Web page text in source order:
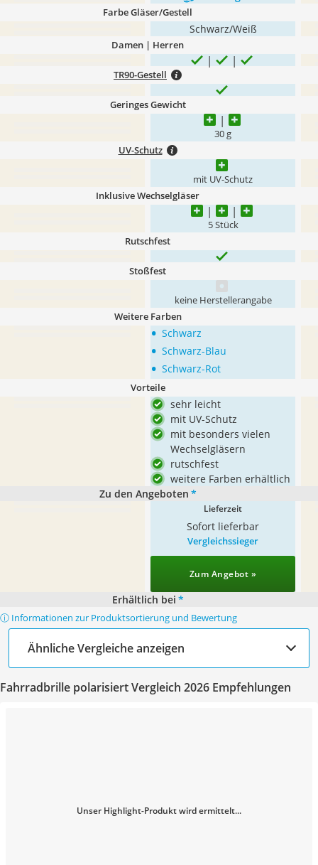
Farbe Gläser/Gestell
Schwarz/Weiß
Damen | Herren
TR90-Gestell
Geringes Gewicht
30 g
UV-Schutz
mit UV-Schutz
Inklusive Wechselgläser
5 Stück
Rutschfest
Stoßfest
keine Herstellerangabe
Weitere Farben
• Schwarz
• Schwarz-Blau
• Schwarz-Rot
Vorteile
sehr leicht
mit UV-Schutz
mit besonders vielen
Wechselgläsern
rutschfest
weitere Farben erhältlich
Zu den Angeboten *
Lieferzeit
Sofort lieferbar
Vergleichssieger
Zum Angebot »
Erhältlich bei *
ⓘ Informationen zur Produktsortierung und Bewertung
Ähnliche Vergleiche anzeigen
Fahrradbrille polarisiert Vergleich 2026 Empfehlungen
Unser Highlight-Produkt wird ermittelt...